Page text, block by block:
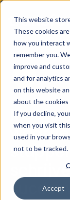
This website
These cookies
how you interact
remember you.
improve and
and for analytics
on this website
about the cookies
If you decline,
when you visit
used in your
not to be tracked.
Accept